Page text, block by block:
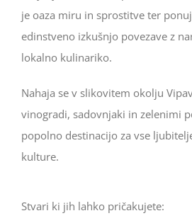
je oaza miru in sprostitve ter
edinstveno izkušnjo povezave z
lokalno kulinariko.
Nahaja se v slikovitem okolju
vinogradi, sadovnjaki in zelenimi
popolno destinacijo za vse
kulture.
Stvari ki jih lahko pričakujete: